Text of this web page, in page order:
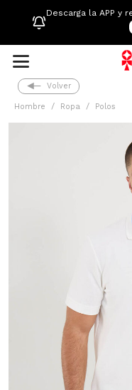
Descarga la APP y
Volver
Hombre Ropa Polos